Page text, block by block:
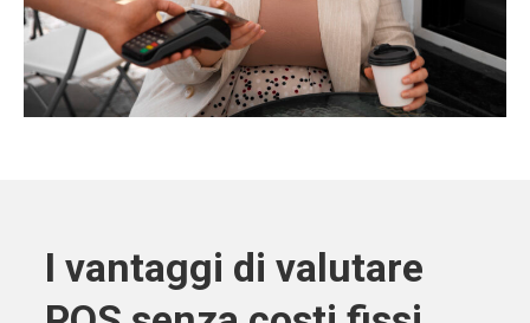
I vantaggi di valutare